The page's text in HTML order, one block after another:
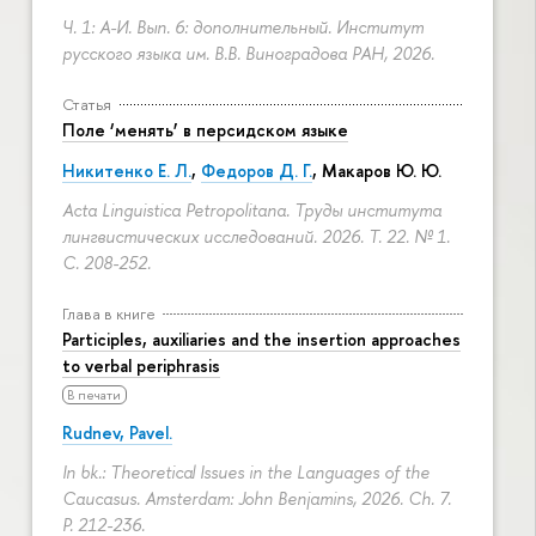
Ч. 1: А-И. Вып. 6: дополнительный. Институт
русского языка им. В.В. Виноградова РАН, 2026.
Статья
Поле ‘менять’ в персидском языке
Никитенко Е. Л., Федоров Д. Г., Макаров Ю. Ю.
Acta Linguistica Petropolitana. Труды института
лингвистических исследований. 2026. Т. 22. № 1.
С. 208-252.
Глава в книге
Participles, auxiliaries and the insertion approaches
to verbal periphrasis
В печати
Rudnev, Pavel.
In bk.: Theoretical Issues in the Languages of the
Caucasus. Amsterdam: John Benjamins, 2026. Ch. 7.
P. 212-236.